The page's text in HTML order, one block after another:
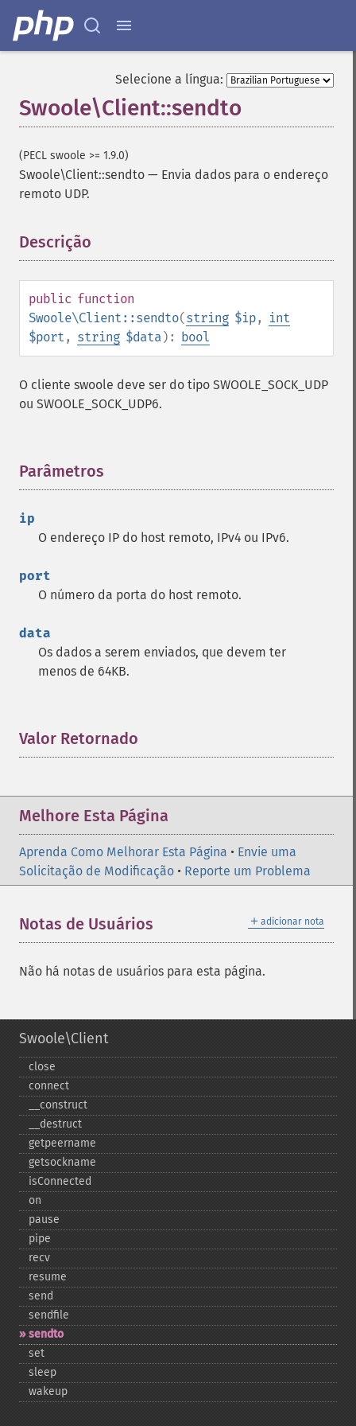
Selecione a língua:
Swoole\Client::sendto
(PECL swoole >= 1.9.0)
Swoole\Client::sendto — Envia dados para o endereço
remoto UDP.
Descrição
public function
Swoole\Client::sendto(string $ip,
int
$port , string $data): bool
O cliente swoole deve ser do tipo SWOOLE_SOCK_UDP
ou SWOOLE_SOCK_UDP6.
Parâmetros
ip
O endereço IP do host remoto, IPv4 ou IPv6.
port
O número da porta do host remoto.
data
Os dados a serem enviados, que devem ter
menos de 64KB.
Valor Retornado
Melhore Esta Página
Aprenda Como Melhorar Esta Página • Envie uma
Solicitação de Modificação • Reporte um Problema
＋ adicionar nota
Notas de Usuários
Não há notas de usuários para esta página.
Swoole\Client
close
connect
_​_​construct
_​_​destruct
getpeername
getsockname
isConnected
on
pause
pipe
recv
resume
send
sendfile
sendto
set
sleep
wakeup